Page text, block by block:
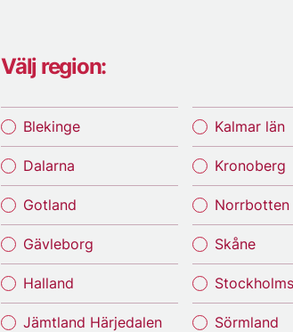
Välj region:
Blekinge
Dalarna
Gotland
Gävleborg
Halland
Jämtland Härjedalen
Kalmar län
Kronoberg
Norrbotten
Skåne
Sörmland